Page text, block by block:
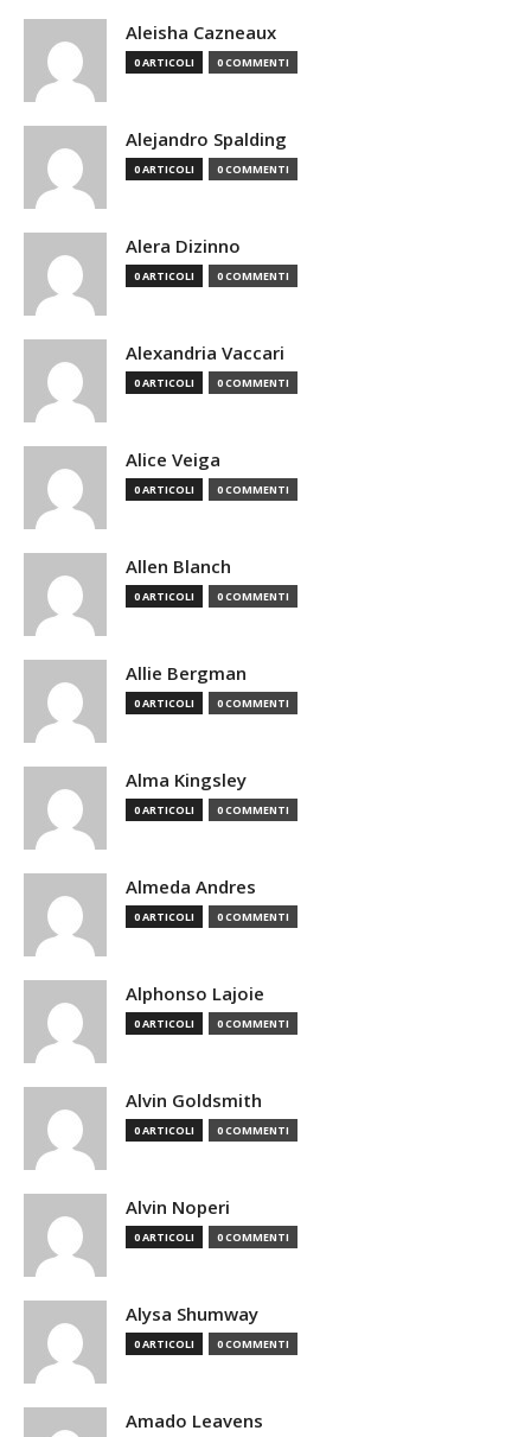
Aleisha Cazneaux
0 ARTICOLI 0 COMMENTI
Alejandro Spalding
0 ARTICOLI 0 COMMENTI
Alera Dizinno
0 ARTICOLI 0 COMMENTI
Alexandria Vaccari
0 ARTICOLI 0 COMMENTI
Alice Veiga
0 ARTICOLI 0 COMMENTI
Allen Blanch
0 ARTICOLI 0 COMMENTI
Allie Bergman
0 ARTICOLI 0 COMMENTI
Alma Kingsley
0 ARTICOLI 0 COMMENTI
Almeda Andres
0 ARTICOLI 0 COMMENTI
Alphonso Lajoie
0 ARTICOLI 0 COMMENTI
Alvin Goldsmith
0 ARTICOLI 0 COMMENTI
Alvin Noperi
0 ARTICOLI 0 COMMENTI
Alysa Shumway
0 ARTICOLI 0 COMMENTI
Amado Leavens